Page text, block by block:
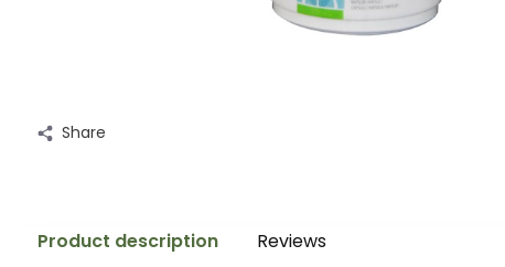
Share
Product description Reviews